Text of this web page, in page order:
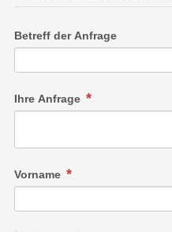
Betreff der Anfrage
Ihre Anfrage
Vorname